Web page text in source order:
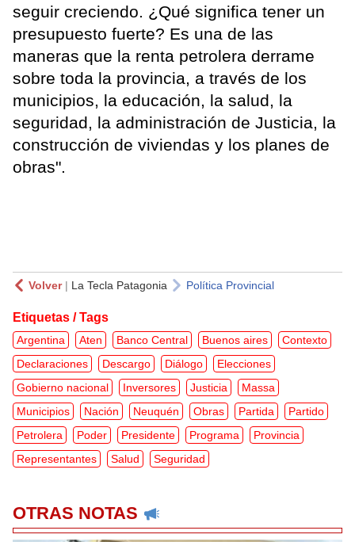
seguir creciendo. ¿Qué significa tener un
presupuesto fuerte? Es una de las
maneras que la renta petrolera derrame
sobre toda la provincia, a través de los
municipios, la educación, la salud, la
seguridad, la administración de Justicia, la
construcción de viviendas y los planes de
obras".
Volver| La Tecla Patagonia Política Provincial
Etiquetas / Tags
Argentina Aten Banco Central Buenos aires
Contexto
Declaraciones
Descargo Diálogo
Elecciones
Gobierno nacional
Inversores Justicia
Massa
Municipios
Nación Neuquén Obras Partida
Partido
Petrolera
Poder Presidente Programa
Provincia
Representantes
Salud Seguridad
OTRAS NOTAS